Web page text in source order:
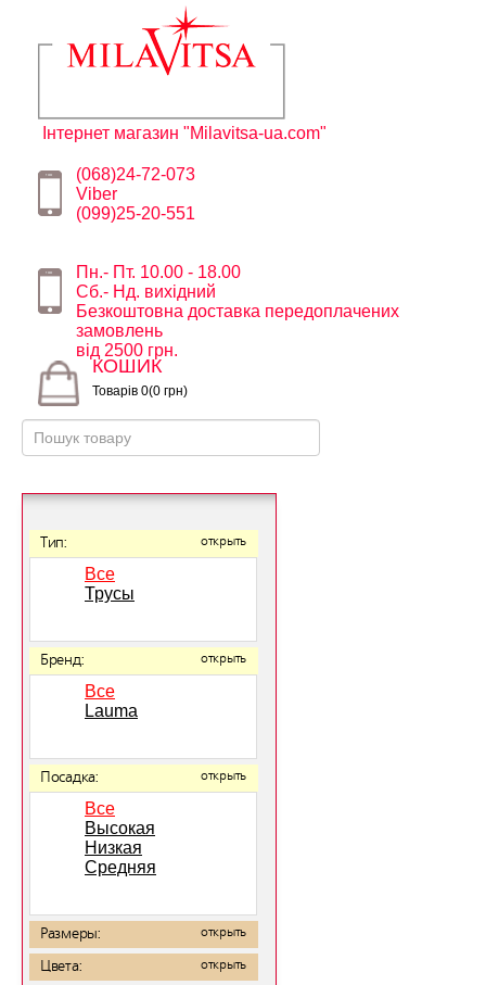
Інтернет магазин "Milavitsa-ua.com"
(068)24-72-073
Viber
(099)25-20-551
Пн.- Пт. 10.00 - 18.00
Сб.- Нд. вихідний
Безкоштовна доставка передоплачених
замовлень
від 2500 грн.
КОШИК
Товарів 0(0 грн)
Тип: открыть
Все
Трусы
Бренд: открыть
Все
Lauma
Посадка: открыть
Все
Высокая
Низкая
Средняя
Размеры: открыть
Цвета: открыть